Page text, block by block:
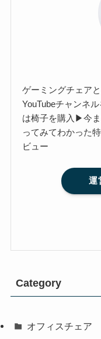
ゲーミングチェア
YouTubeチャンネ
は椅子を購入▶今
ってみてわかった
ビュー
運
Category
オフィスチェア